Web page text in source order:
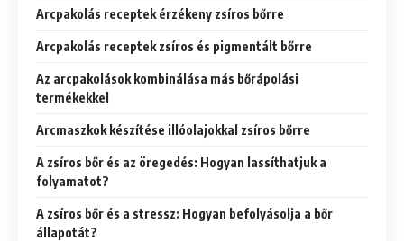
Arcpakolás receptek érzékeny zsíros bőrre
Arcpakolás receptek zsíros és pigmentált bőrre
Az arcpakolások kombinálása más bőrápolási
termékekkel
Arcmaszkok készítése illóolajokkal zsíros bőrre
A zsíros bőr és az öregedés: Hogyan lassíthatjuk a
folyamatot?
A zsíros bőr és a stressz: Hogyan befolyásolja a bőr
állapotát?